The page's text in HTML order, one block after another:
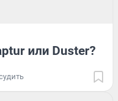
или Duster?